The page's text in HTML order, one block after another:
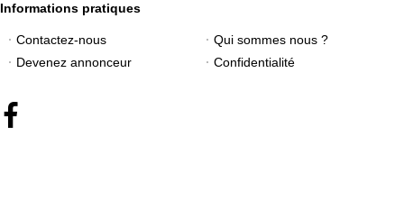
Informations pratiques
Contactez-nous
Qui sommes nous ?
Devenez annonceur
Confidentialité